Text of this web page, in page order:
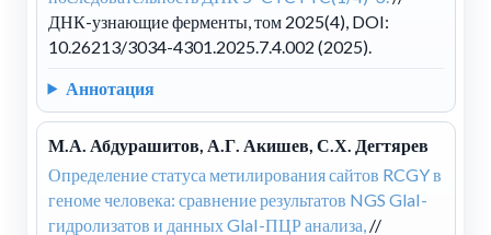
ДНК-узнающие ферменты, том 2025(4), DOI:
10.26213/3034-4301.2025.7.4.002 (2025).
Аннотация
М.А. Абдурашитов, А.Г. Акишев, С.Х. Дегтярев
Определение статуса метилирования сайтов RCGY в
геноме человека: сравнение результатов NGS GlaI-
гидролизатов и данных GlaI-ПЦР анализа, //